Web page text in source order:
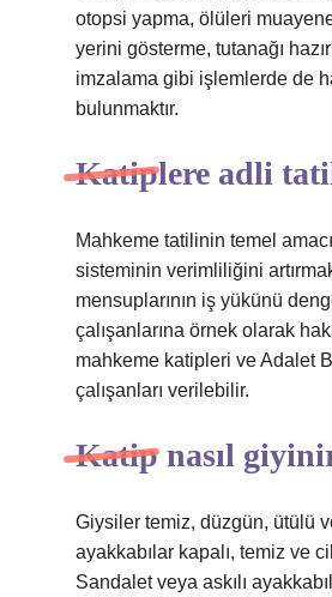
otopsi yapma, ölüleri
yerini gösterme, tutanağı
imzalama gibi işlemlerde de
bulunmaktır.
Katiplere adli
Mahkeme tatilinin temel
sisteminin verimliliğini
mensuplarının iş yükünü
çalışanlarına örnek olarak
mahkeme katipleri ve Adalet
çalışanları verilebilir.
Katip nasıl
Giysiler temiz, düzgün, ütülü
ayakkabılar kapalı, temiz ve
Sandalet veya askılı